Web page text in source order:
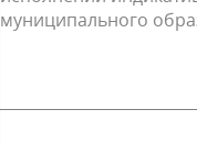
муници­пального